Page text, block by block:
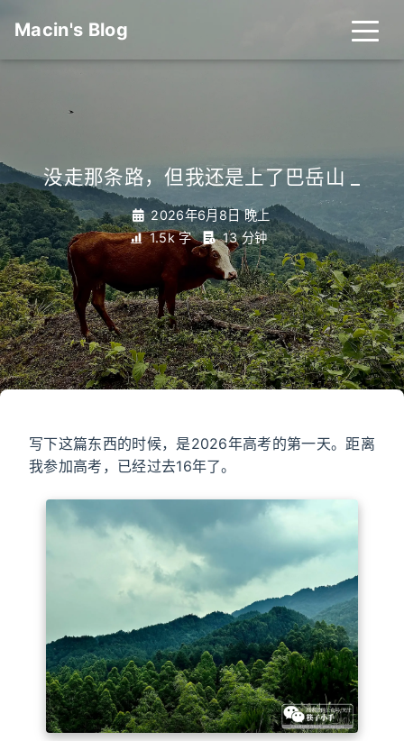
Macin's Blog
没走那条路，但我还是上了巴岳山
2026年6月8日 晚上
1.5k 字
13 分钟
写下这篇东西的时候，是2026年高考的第一天。距离
我参加高考，已经过去16年了。